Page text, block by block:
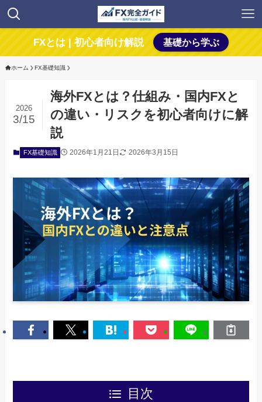
FXとは | 初心者向け解説 基礎から学ぶ
ホーム FX基礎知識
海外FXとは？仕組み・国内FXと
の違い・リスクを初心者向けに解
説
2026
3/15
FX基礎知識 2026年1月21日 2026年3月15日
目次